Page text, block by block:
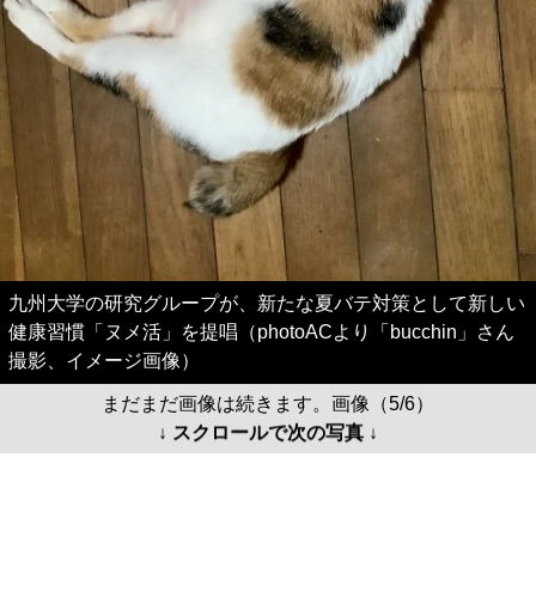
九州大学の研究グループが、新たな夏バテ対策として新しい
健康習慣「ヌメ活」を提唱（photoACより「bucchin」さん
撮影、イメージ画像）
まだまだ画像は続きます。画像（5/6）
↓ スクロールで次の写真 ↓